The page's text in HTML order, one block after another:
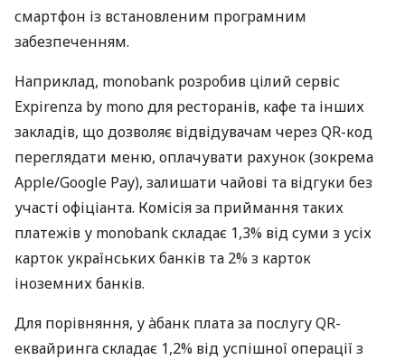
смартфон із встановленим програмним
забезпеченням.
Наприклад, monobank розробив цілий сервіс
Expirenza by mono для ресторанів, кафе та інших
закладів, що дозволяє відвідувачам через QR-код
переглядати меню, оплачувати рахунок (зокрема
Apple/Google Pay), залишати чайові та відгуки без
участі офіціанта. Комісія за приймання таких
платежів у monobank складає 1,3% від суми з усіх
карток українських банків та 2% з карток
іноземних банків.
Для порівняння, у àбанк плата за послугу QR-
еквайринга складає 1,2% від успішної операції з